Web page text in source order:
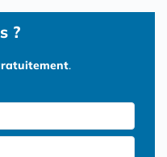
?
.